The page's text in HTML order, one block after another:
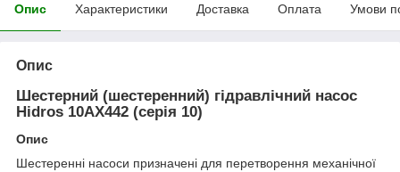
Опис Характеристики Доставка Оплата Умови
Опис
Шестерний (шестеренний) гідравлічний насос
Hidros 10АХ442 (серія 10)
Опис
Шестеренні насоси призначені для перетворення механічної